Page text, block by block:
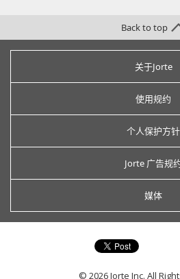
关于Jorte
使用规约
个人保护方针
Jorte 广告规
媒体
© 2026 Jorte Inc. All
Back to top